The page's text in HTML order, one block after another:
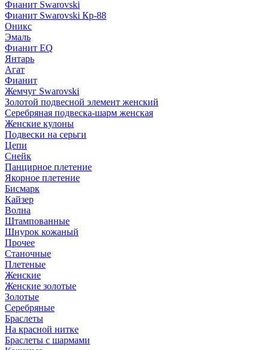
Фианит Swarovski
Фианит Swarovski Кр-88
Оникс
Эмаль
Фианит EQ
Янтарь
Агат
Фианит
Жемчуг Swarovski
Золотой подвесной элемент женcкий
Серебряная подвеска-шарм женская
Женские кулоны
Подвески на серьги
Цепи
Снейк
Панцирное плетение
Якорное плетение
Бисмарк
Кайзер
Волна
Штампованные
Шнурок кожаный
Прочее
Станочные
Плетеные
Женские
Женские золотые
Золотые
Серебряные
Браслеты
На красной нитке
Браслеты с шармами